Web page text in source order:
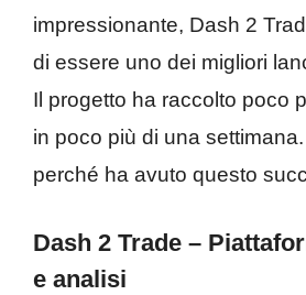
impressionante, Dash 2
di essere uno dei migliori
Il progetto ha raccolto poco
in poco più di una
perché ha avuto questo
Dash 2 Trade –
e analisi